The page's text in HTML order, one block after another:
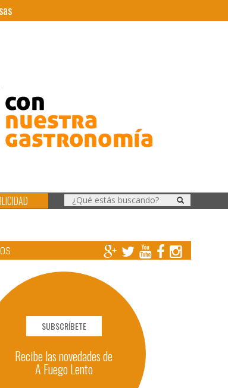
SUBSCRÍBETE
Recibe las novedades de
A Fuego Lento